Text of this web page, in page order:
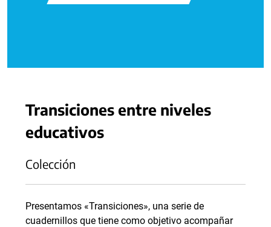
Transiciones entre niveles
educativos
Colección
Presentamos «Transiciones», una serie de
cuadernillos que tiene como objetivo acompañar